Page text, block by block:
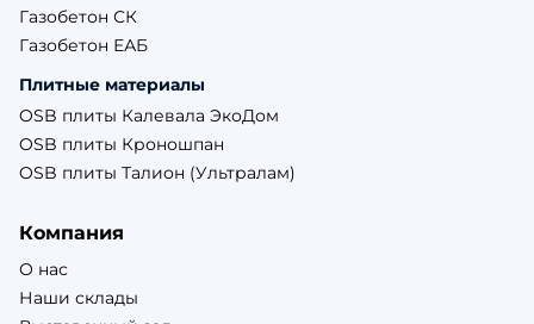
Газобетон СК
Газобетон ЕАБ
Плитные материалы
OSB плиты Калевала ЭкоДом
OSB плиты Кроношпан
OSB плиты Талион (Ультралам)
Компания
О нас
Наши склады